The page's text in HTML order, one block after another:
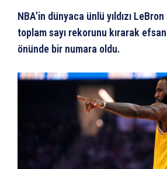
NBA’in dünyaca ünlü yıldızı
toplam sayı rekorunu kırarak
önünde bir numara oldu.